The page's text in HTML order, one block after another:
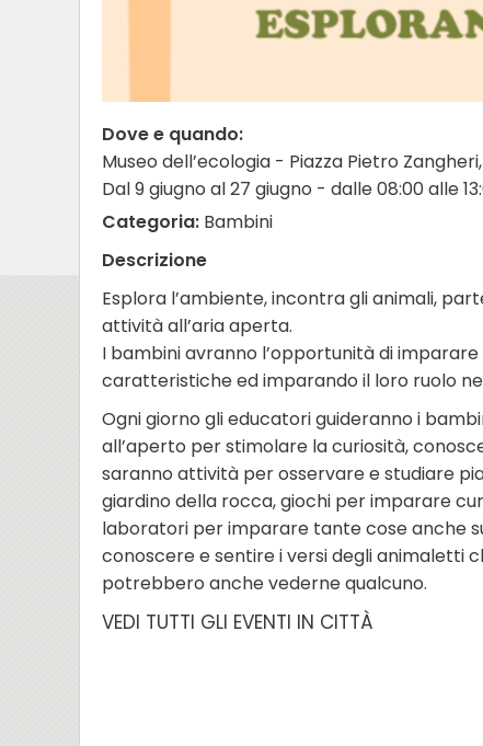
Dove e quando:
Museo dell’ecologia - Piazza Pietro
Dal 9 giugno al 27 giugno - dalle 08:00 alle
Categoria: Bambini
Descrizione
Esplora l’ambiente, incontra gli animali,
attività all’aria aperta.
I bambini avranno l’opportunità di
caratteristiche ed imparando il loro ruolo
Ogni giorno gli educatori guideranno i
all’aperto per stimolare la curiosità,
saranno attività per osservare e studiare
giardino della rocca, giochi per imparare
laboratori per imparare tante cose anche
conoscere e sentire i versi degli animaletti
potrebbero anche vederne qualcuno.
VEDI TUTTI GLI EVENTI IN CITTÀ